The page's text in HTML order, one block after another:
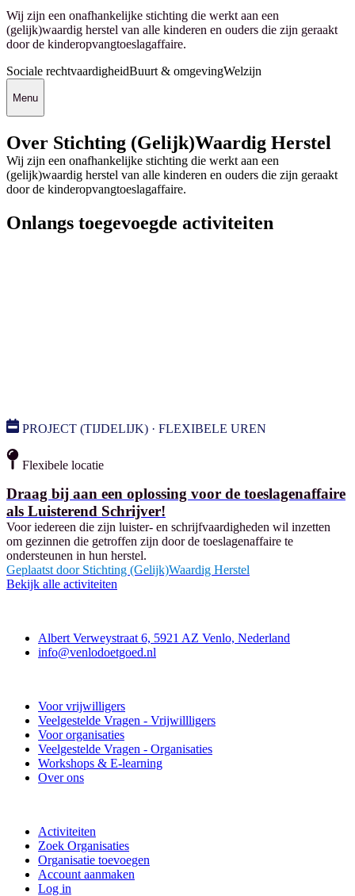
Wij zijn een onafhankelijke stichting die werkt aan een
(gelijk)waardig herstel van alle kinderen en ouders die zijn geraakt
door de kinderopvangtoeslagaffaire.
Sociale rechtvaardigheidBuurt & omgevingWelzijn
Menu
Over Stichting (Gelijk)Waardig Herstel
Wij zijn een onafhankelijke stichting die werkt aan een
(gelijk)waardig herstel van alle kinderen en ouders die zijn geraakt
door de kinderopvangtoeslagaffaire.
Onlangs toegevoegde activiteiten
PROJECT (TIJDELIJK) · FLEXIBELE UREN
Flexibele locatie
Draag bij aan een oplossing voor de toeslagenaffaire
als Luisterend Schrijver!
Voor iedereen die zijn luister- en schrijfvaardigheden wil inzetten
om gezinnen die getroffen zijn door de toeslagenaffaire te
ondersteunen in hun herstel.
Geplaatst door Stichting (Gelijk)Waardig Herstel
Bekijk alle activiteiten
Albert Verweystraat 6, 5921 AZ Venlo, Nederland
info@venlodoetgoed.nl
Voor vrijwilligers
Veelgestelde Vragen - Vrijwillligers
Voor organisaties
Veelgestelde Vragen - Organisaties
Workshops & E-learning
Over ons
Activiteiten
Zoek Organisaties
Organisatie toevoegen
Account aanmaken
Log in